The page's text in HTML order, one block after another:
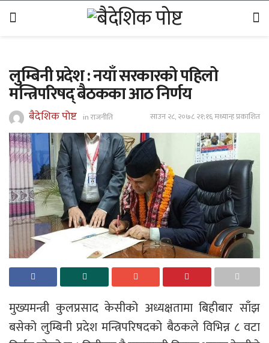
लुम्बिनी प्रदेश : नयाँ सरकारको पहिलो
मन्त्रिपरिषद् बैठकका आठ निर्णय
बैदेशिक पोष्ट inराजनीति साउन २८, २०७८ २१;१६ मध्यान्ह प्रकाशित
मुख्यमन्त्री कुलप्रसाद केसीको अध्यक्षतामा बिहीबार साँझ
बसेको लुम्बिनी प्रदेश मन्त्रिपरिषदको बैठकले विभिन्न ८ वटा